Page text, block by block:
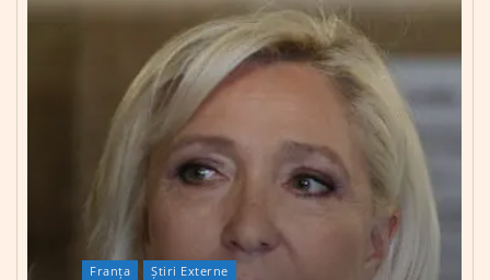
Franța Știri Externe